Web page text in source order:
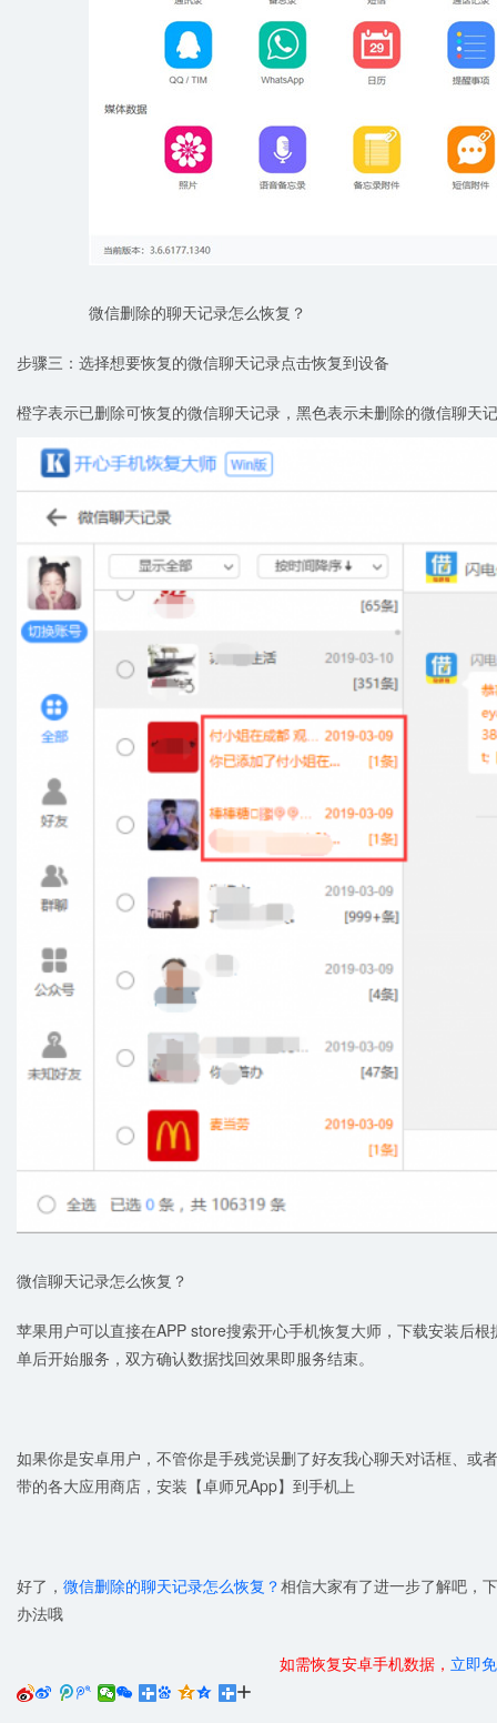
微信删除的聊天记录怎么恢复？
步骤三：选择想要恢复的微信聊天记录点击恢复到设备
橙字表示已删除可恢复的微信聊天记录，黑色表示未删除的微信聊天
微信聊天记录怎么恢复？
苹果用户可以直接在APP store搜索开心手机恢复大师，下载安装后
单后开始服务，双方确认数据找回效果即服务结束。
如果你是安卓用户，不管你是手残党误删了好友我心聊天对话框、或
带的各大应用商店，安装【卓师兄App】到手机上
好了， 微信删除的聊天记录怎么恢复？相信大家有了进一步了解吧，
办法哦
如需恢复安卓手机数据， 立即
     